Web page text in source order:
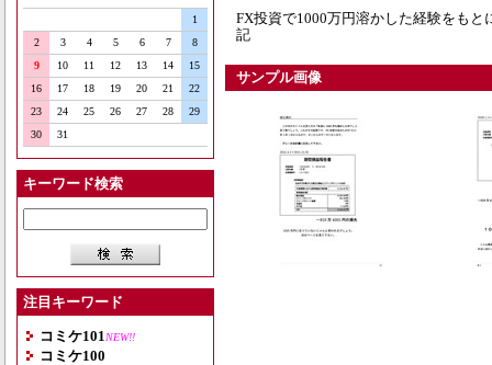
1
2
3 4 5 6 7
8
9
10 11 12 13 14
15
16
17 18 19 20 21
22
23
24 25 26 27 28
29
30
31
キーワード検索
注目キーワード
コミケ101 NEW!!
コミケ100
FX投資で1000万円溶かした経験をも
記
サンプル画像